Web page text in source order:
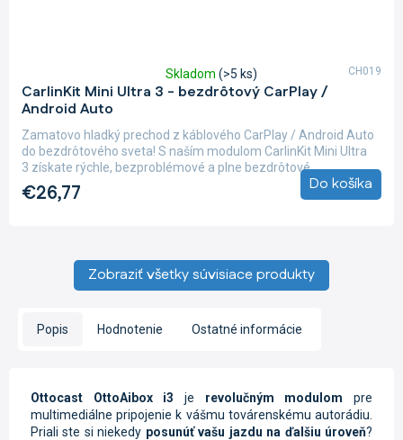
CarlinKit Mini Ultra 3 - bezdrôtový CarPlay /
Android Auto
hodnotenie
produktu
je
5,0
z
hviezdičiek.
Skladom (>5 ks)
€26,77 Do košíka
Zamatovo hladký prechod z káblového CarPlay / Android Auto
do bezdrôtového sveta! S naším modulom CarlinKit Mini Ultra
3 získate rýchle, bezproblémové a plne bezdrôtové...
CH019
Zobraziť všetky súvisiace produkty
Popis Hodnotenie Ostatné informácie
Ottocast OttoAibox i3 je revolučným modulom pre
multimediálne pripojenie k vášmu továrenskému autorádiu.
Priali ste si niekedy posunúť vašu jazdu na ďalšiu úroveň?